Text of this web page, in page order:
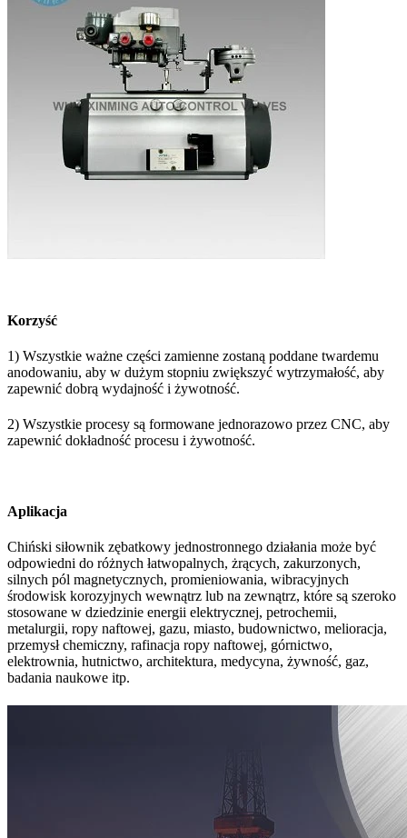
Korzyść
1) Wszystkie ważne części zamienne zostaną poddane twardemu
anodowaniu, aby w dużym stopniu zwiększyć wytrzymałość, aby
zapewnić dobrą wydajność i żywotność.
2) Wszystkie procesy są formowane jednorazowo przez CNC, aby
zapewnić dokładność procesu i żywotność.
Aplikacja
Chiński siłownik zębatkowy jednostronnego działania może być
odpowiedni do różnych łatwopalnych, żrących, zakurzonych,
silnych pól magnetycznych, promieniowania, wibracyjnych
środowisk korozyjnych wewnątrz lub na zewnątrz, które są szeroko
stosowane w dziedzinie energii elektrycznej, petrochemii,
metalurgii, ropy naftowej, gazu, miasto, budownictwo, melioracja,
przemysł chemiczny, rafinacja ropy naftowej, górnictwo,
elektrownia, hutnictwo, architektura, medycyna, żywność, gaz,
badania naukowe itp.